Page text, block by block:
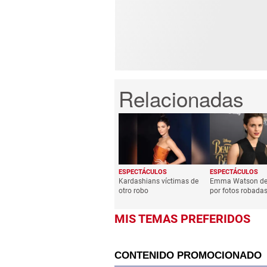
ESPECTÁCULOS
Kardashians víctimas de
otro robo
ESPECTÁCULOS
Emma Watson
por fotos robadas
MIS TEMAS PREFERIDOS